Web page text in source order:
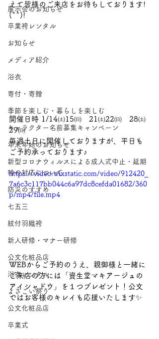
展示会のお知らせ
卒業袴レンタル
お知らせ
メディア紹介
浴衣
寄付・寄贈
季節を楽しむ・暮らしを楽しむ
キャラクター名前募集キャンペーン
年末年始のお知らせ
新型コロナウィルスによる成人式中止・延期
時の対応について
防災のすすめ
七五三
紋付羽織袴
新人研修・マナー研修
公文化粧品店
浴衣レンタル
よさこい祭り
公文化粧品店
卒業式
えて皆様のご来店をお待ちしております!
(^^)!
開催日時 1/14㈯15㈰　21㈯22㈰　28㈯
29㈰
毎週土日に開催しておりますが、平日も
ご予約承っております♪
https://video.wixstatic.com/video/912420_
7a6c3c117bb044c6a97dc8cefda01682/360
p/mp4/file.mp4
WEBからご予約のうえ、親御様と一緒に
ご来店の方には「資生堂マキアージュの
アイシャドウ」を１つプレゼント！公文
ではお客様のキレイも応援いたします✨